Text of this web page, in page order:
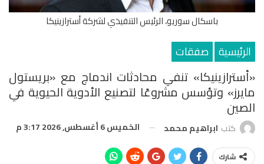
باسكال سوريو، الرئيس التنفيذي لشركة أسترازينيكا
الرئيسية صفقات
«أسترازينيكا» تنفي محادثات اندماج مع «بريستول
مايرز» وتؤسس مشروعًا لتصنيع الأدوية الحيوية في
الصين
كتب ابراهيم محمد الخميس 6 أغسطس, 2026 3:17 م
شارك